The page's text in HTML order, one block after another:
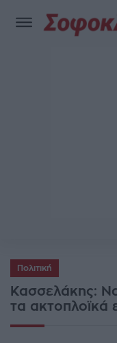
Πολιτική
Κασσελάκης:
τα ακτοπλοϊκά